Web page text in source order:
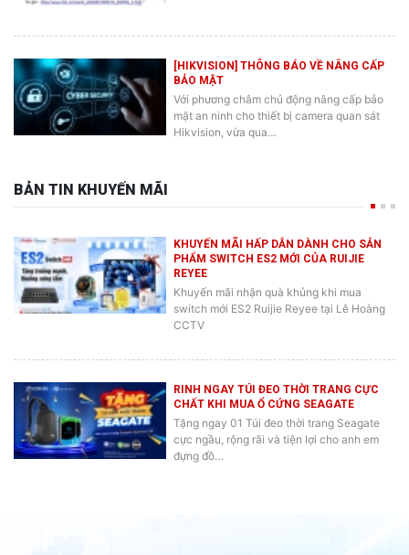
BẢO MẬT
Với phương châm chủ động nâng cấp bảo
mật an ninh cho thiết bị camera quan sát
Hikvision, vừa qua…
BẢN TIN KHUYẾN MÃI
PHẨM SWITCH ES2 MỚI CỦA RUIJIE
REYEE
Khuyến mãi nhận quà khủng khi mua
switch mới ES2 Ruijie Reyee tại Lê Hoàng
CCTV
CHẤT KHI MUA Ổ CỨNG SEAGATE
Tặng ngay 01 Túi đeo thời trang Seagate
cực ngầu, rộng rãi và tiện lợi cho anh em
đựng đồ…